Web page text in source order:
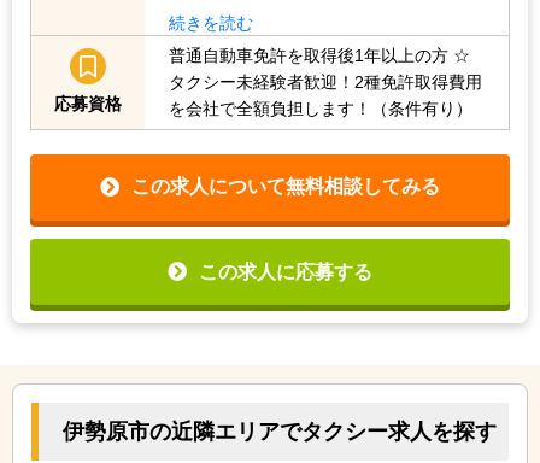
続きを読む
応募資格
普通自動車免許を取得後1年以上の方 ☆
タクシー未経験者歓迎！2種免許取得費用
を会社で全額負担します！（条件有り）
この求人について無料相談してみる
この求人に応募する
伊勢原市の近隣エリアでタクシー求人を探す